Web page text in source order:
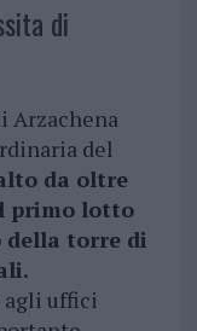
di
Arzachena
del
da oltre
primo lotto
della torre di
agli uffici